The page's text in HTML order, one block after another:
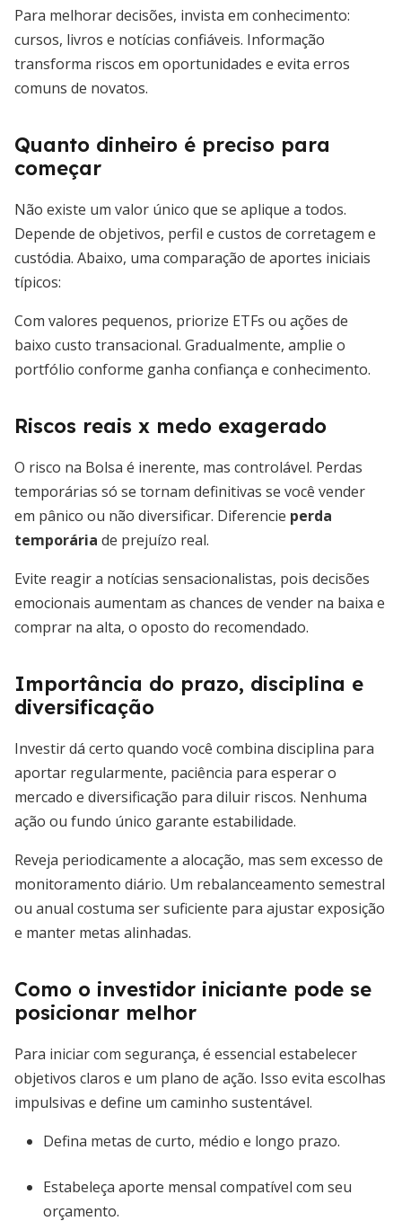
Para melhorar decisões, invista em conhecimento:
cursos, livros e notícias confiáveis. Informação
transforma riscos em oportunidades e evita erros
comuns de novatos.
Quanto dinheiro é preciso para
começar
Não existe um valor único que se aplique a todos.
Depende de objetivos, perfil e custos de corretagem e
custódia. Abaixo, uma comparação de aportes iniciais
típicos:
Com valores pequenos, priorize ETFs ou ações de
baixo custo transacional. Gradualmente, amplie o
portfólio conforme ganha confiança e conhecimento.
Riscos reais x medo exagerado
O risco na Bolsa é inerente, mas controlável. Perdas
temporárias só se tornam definitivas se você vender
em pânico ou não diversificar. Diferencie perda
temporária de prejuízo real.
Evite reagir a notícias sensacionalistas, pois decisões
emocionais aumentam as chances de vender na baixa e
comprar na alta, o oposto do recomendado.
Importância do prazo, disciplina e
diversificação
Investir dá certo quando você combina disciplina para
aportar regularmente, paciência para esperar o
mercado e diversificação para diluir riscos. Nenhuma
ação ou fundo único garante estabilidade.
Reveja periodicamente a alocação, mas sem excesso de
monitoramento diário. Um rebalanceamento semestral
ou anual costuma ser suficiente para ajustar exposição
e manter metas alinhadas.
Como o investidor iniciante pode se
posicionar melhor
Para iniciar com segurança, é essencial estabelecer
objetivos claros e um plano de ação. Isso evita escolhas
impulsivas e define um caminho sustentável.
Defina metas de curto, médio e longo prazo.
Estabeleça aporte mensal compatível com seu
orçamento.